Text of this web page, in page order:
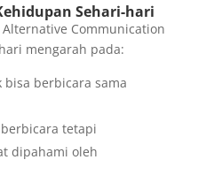
Sehari-hari
Communication
mengarah pada:
bisa berbicara sama
tetapi
dipahami oleh